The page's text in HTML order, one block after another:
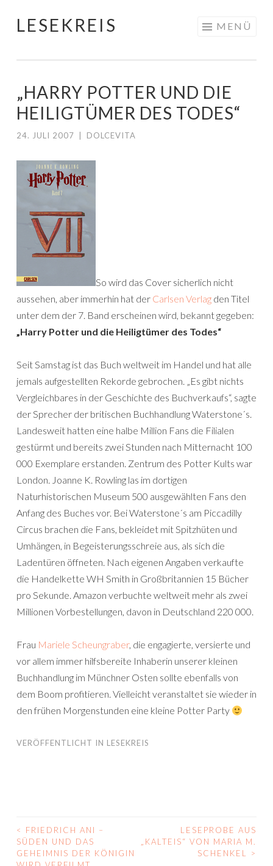
Springe
LESEKREIS MENÜ
„HARRY POTTER UND DIE
HEILIGTÜMER DES TODES“
24. JULI 2007 DOLCEVITA
So wird das Cover sicherlich nicht
aussehen, aber immerhin hat der Carlsen Verlag den Titel
unter dem der 7. Band erscheinen wird, bekannt gegeben:
„Harry Potter und die Heiligtümer des Todes“
Seit Samstag ist das Buch weltweit im Handel und hat alle
jemals aufgestellten Rekorde gebrochen. „Es gibt nichts
Vergleichbares in der Geschichte des Buchverkaufs“, sagte
der Sprecher der britischen Buchhandlung Waterstone´s.
Landesweit hatten eine halbe Million Fans die Filialen
gestürmt und bereits zwei Stunden nach Mitternacht 100
000 Exemplare erstanden. Zentrum des Potter Kults war
London. Joanne K. Rowling las im dortigen
Naturhistorischen Museum 500 ausgewählten Fans den
Anfang des Buches vor. Bei Waterstone´s am Piccadilly
Circus brachen die Fans, bekleidet mit Spitzhüten und
Umhängen, in Begeisterungsschreie aus, als sich die
Ladentüren öffneten. Nach eigenen Angaben verkaufte
die Handelkette WH Smith in Großbritannien 15 Bücher
pro Sekunde. Amazon verbuchte weltweit mehr als zwei
Millionen Vorbestellungen, davon in Deutschland 220 000.
Frau Mariele Scheungraber, die engagierte, versierte und
vor allem immer hilfsbereite Inhaberin unserer kleinen
Buchhandlung im Münchner Osten sollte ebenfalls von
dem Boom profitieren. Vielleicht veranstaltet sie wieder in
den frühen Morgenstunden eine kleine Potter Party
VERÖFFENTLICHT IN LESEKREIS
BEITRAGS-
<
FRIEDRICH ANI –
SÜDEN UND DAS
GEHEIMNIS DER KÖNIGIN
LESEPROBE AUS
„KALTEIS“ VON MARIA M.
SCHENKEL
>